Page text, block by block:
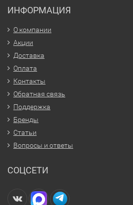
ИНФОРМАЦИЯ
О компании
Акции
Доставка
Оплата
Контакты
Обратная связь
Поддержка
Бренды
Статьи
Вопросы и ответы
СОЦСЕТИ